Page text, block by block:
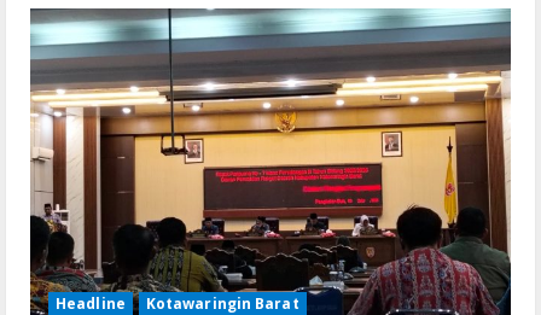
Headline Kotawaringin Barat